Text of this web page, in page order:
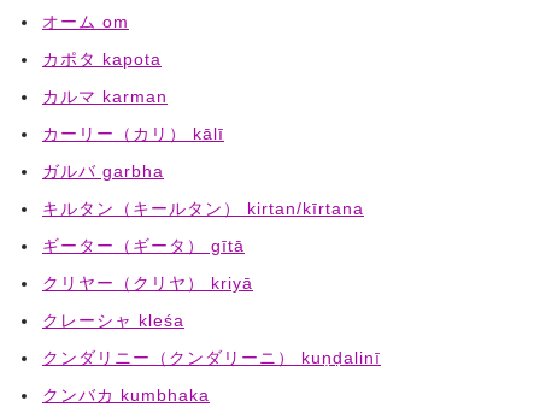
オーム om
カポタ kapota
カルマ karman
カーリー（カリ） kālī
ガルバ garbha
キルタン（キールタン） kirtan/kīrtana
ギーター（ギータ） gītā
クリヤー（クリヤ） kriyā
クレーシャ kleśa
クンダリニー（クンダリーニ） kuṇḍalinī
クンバカ kumbhaka